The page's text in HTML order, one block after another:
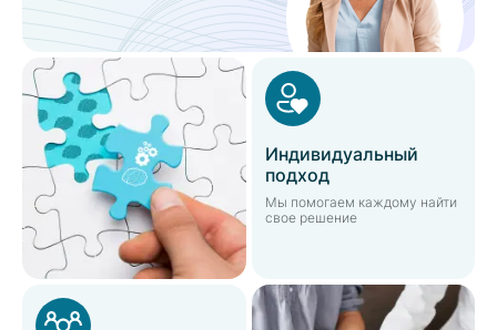
Индивидуальный
подход
Мы помогаем каждому найти
свое решение